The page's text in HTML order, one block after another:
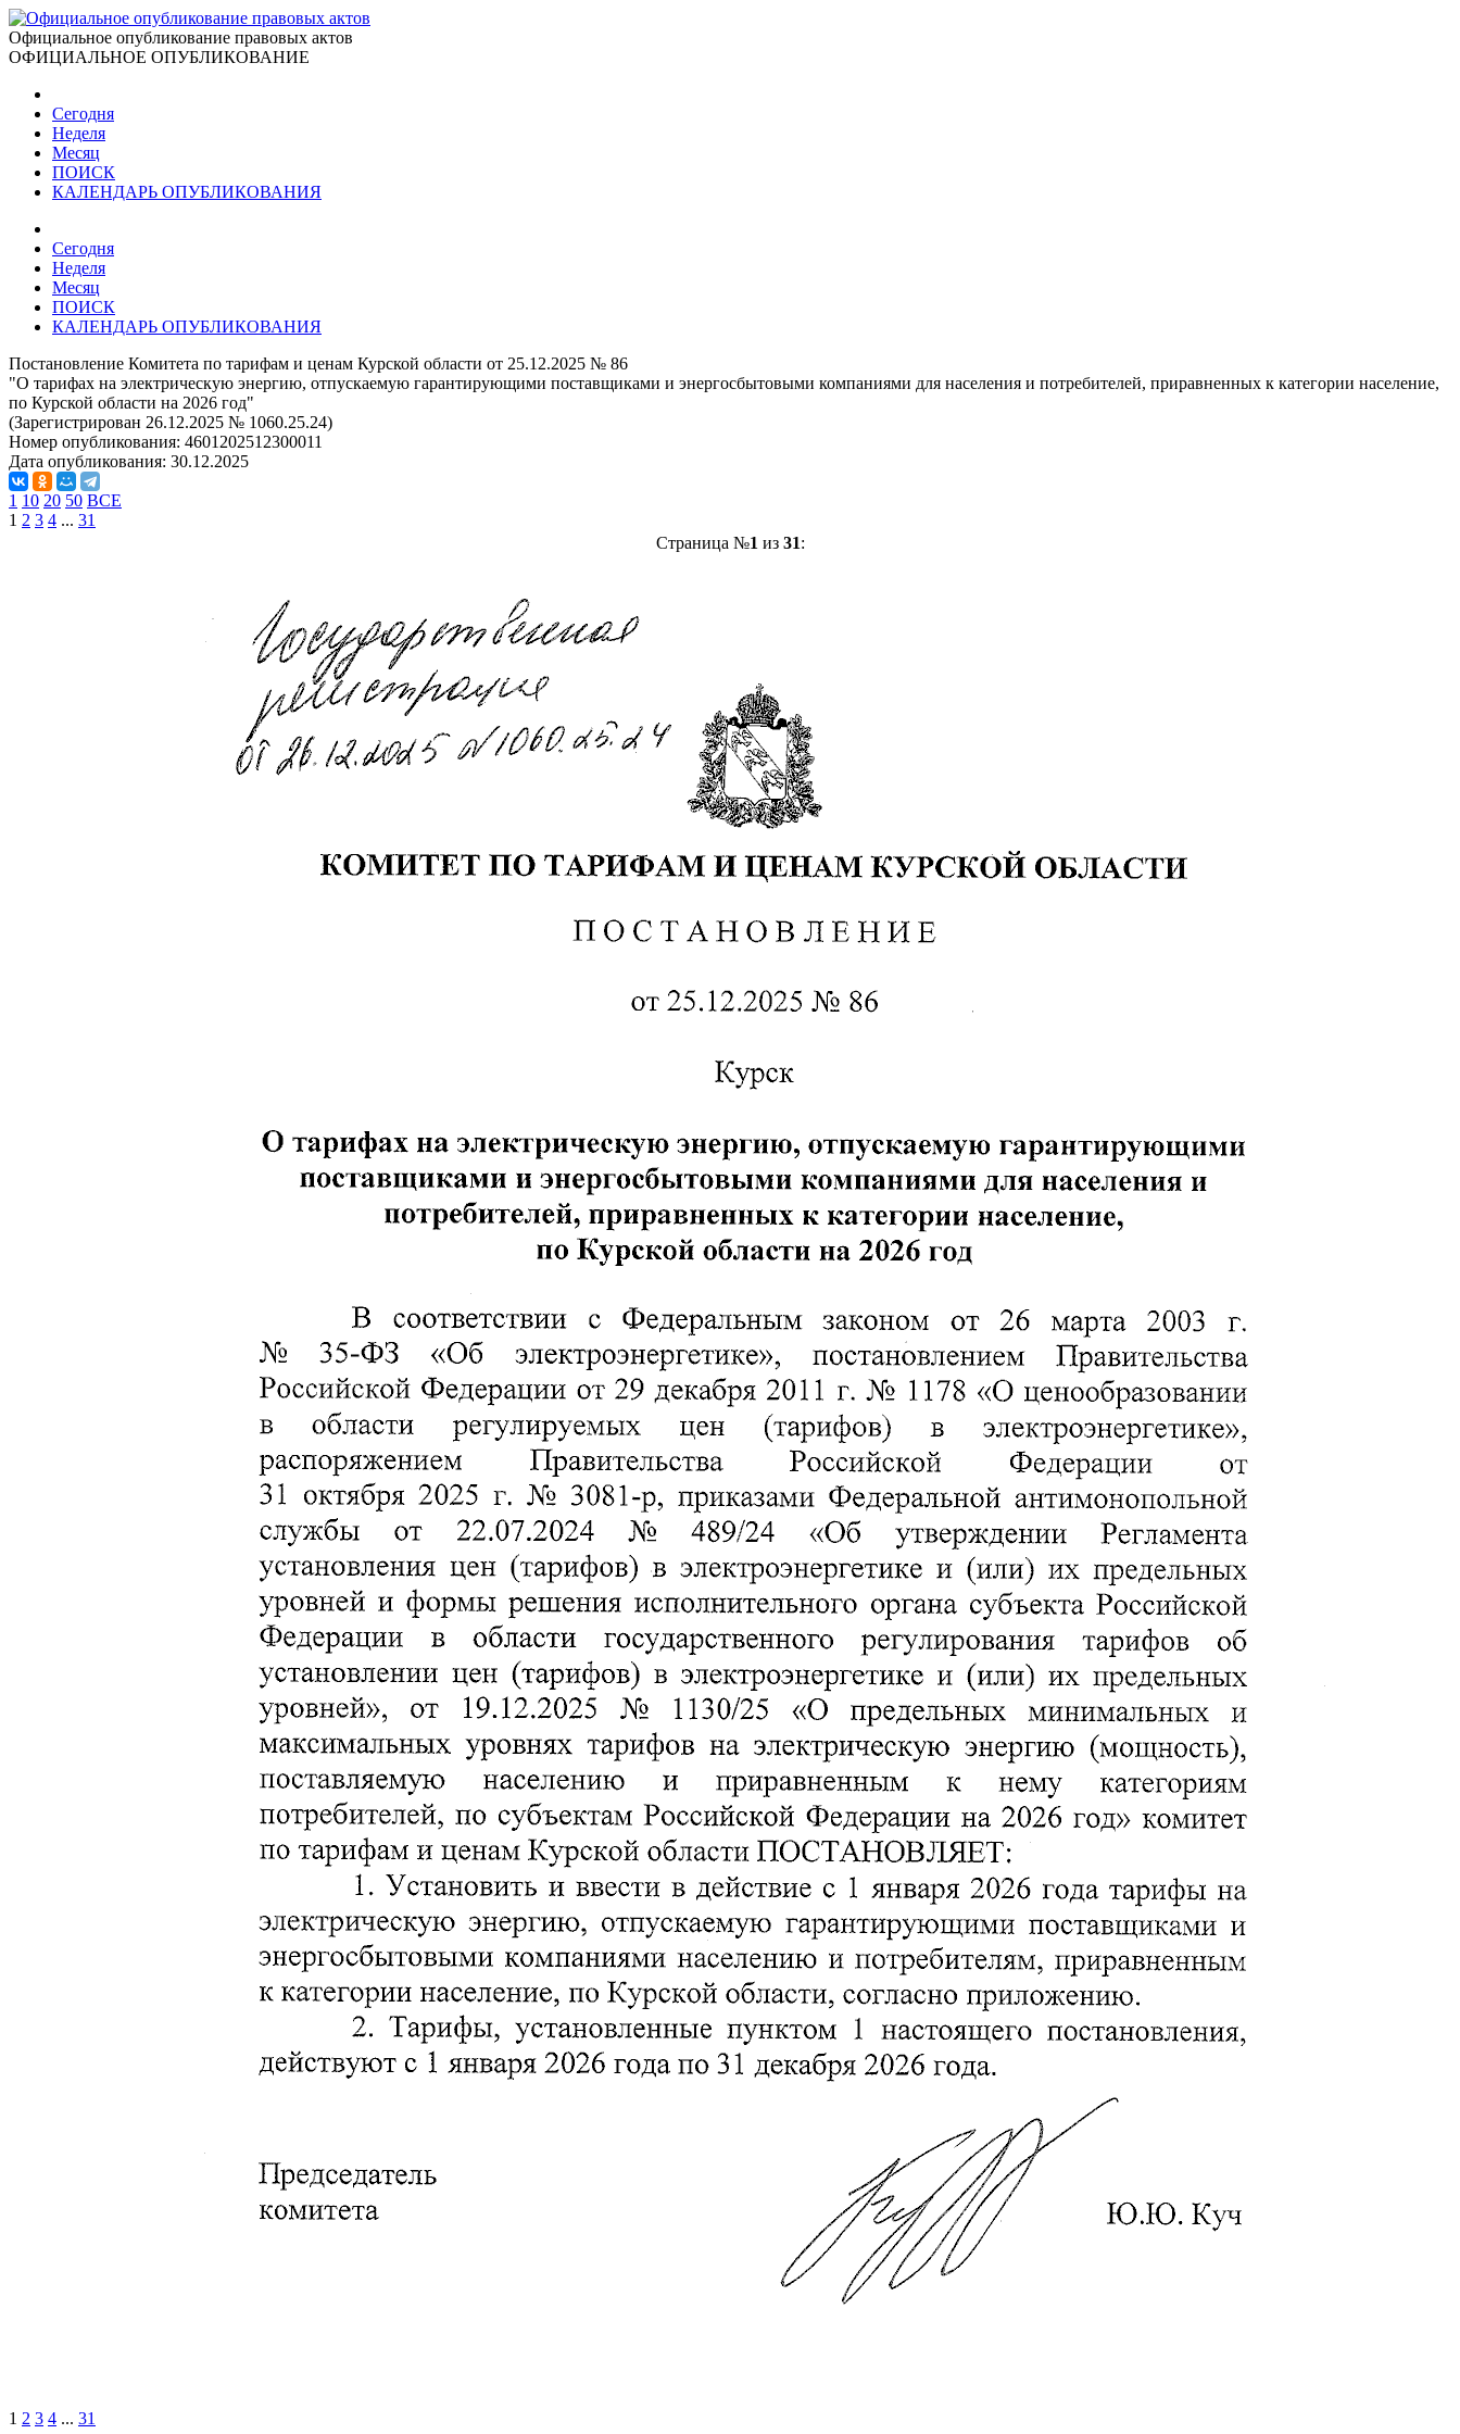
Официальное опубликование правовых актов
ОФИЦИАЛЬНОЕ ОПУБЛИКОВАНИЕ
Сегодня
Неделя
Месяц
ПОИСК
КАЛЕНДАРЬ ОПУБЛИКОВАНИЯ
Сегодня
Неделя
Месяц
ПОИСК
КАЛЕНДАРЬ ОПУБЛИКОВАНИЯ
Постановление Комитета по тарифам и ценам Курской области от 25.12.2025 № 86
"О тарифах на электрическую энергию, отпускаемую гарантирующими поставщиками и энергосбытовыми компаниями для населения и потребителей, приравненных к категории население,
по Курской области на 2026 год"
(Зарегистрирован 26.12.2025 № 1060.25.24)
Номер опубликования: 4601202512300011
Дата опубликования: 30.12.2025
1 10 20 50 ВСЕ
1 2 3 4 ... 31
Страница №1 из 31:
1 2 3 4 ... 31